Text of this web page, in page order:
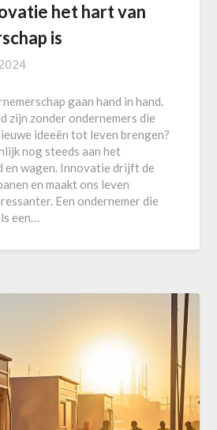
het hart van
is
gaan hand in hand.
zijn zonder ondernemers die
ideeën tot leven brengen?
nog steeds aan het
en wagen. Innovatie drijft de
en maakt ons leven
Een ondernemer die
een…